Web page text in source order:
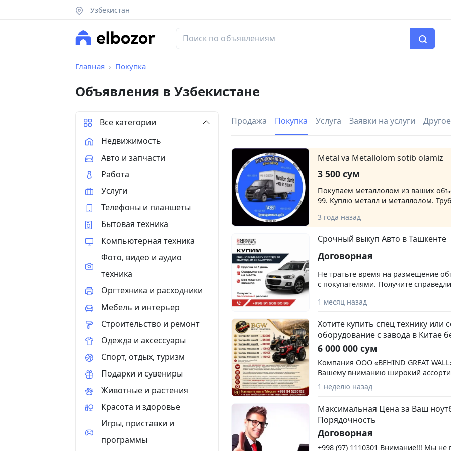
Узбекистан
Главная Покупка
Объявления в Узбекистане
Продажа Покупка Услуга Заявки на услуги Другое
Metal va Metallolom sotib olamiz
3 500 сум
Покупаем металлолом из ваших
99. Куплю металл и металлолом.
Любой металл. Все из дома. Звоните
3 года назад
Срочный выкуп Авто в Ташкенте
Договорная
Не тратьте время на размещение
с покупателями. Получите
оценка автомобиля Выкуп
расчет наличными Полное
оформление документов Работаем
предлагаем честную цену и выкуп в
Звоните прямо сейчас! 📞+998 91
1 месяц назад
Хотите купить спец технику или
оборудование с завода в Китае
6 000 000 сум
Компания ООО «BEHIND GREAT
Вашему вниманию широкий
сельскохозяйственной техники и
Основной задачей нашей компании
продвижение на рынок Республики
стран Центральной Азии
техники, соответствующей мировым
качества. Опыт и профессионализм
позволяют нашим клиентам
1 неделю назад
Максимальная Цена за Ваш
Порядочность
Договорная
+998 (97) 1110301 Внимание!!! Мы
Все категории
Недвижимость
Авто и запчасти
Работа
Услуги
Телефоны и планшеты
Бытовая техника
Компьютерная техника
Фото, видео и аудио
техника
Оргтехника и расходники
Мебель и интерьер
Строительство и ремонт
Одежда и аксессуары
Спорт, отдых, туризм
Подарки и сувениры
Животные и растения
Красота и здоровье
Игры, приставки и
программы